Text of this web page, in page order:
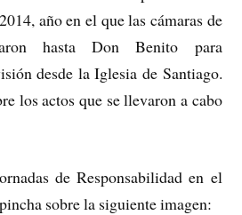
año en el que las cámaras de
hasta Don Benito para
desde la Iglesia de Santiago.
los actos que se llevaron a cabo
de Responsabilidad en el
sobre la siguiente imagen: